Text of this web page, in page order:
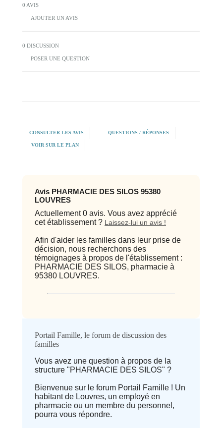
0 AVIS
AJOUTER UN AVIS
0 DISCUSSION
POSER UNE QUESTION
CONSULTER LES AVIS QUESTIONS / RÉPONSES
VOIR SUR LE PLAN
Avis PHARMACIE DES SILOS 95380
LOUVRES
Actuellement 0 avis. Vous avez apprécié
cet établissement ? Laissez-lui un avis !
Afin d'aider les familles dans leur prise de
décision, nous recherchons des
témoignages à propos de l'établissement :
PHARMACIE DES SILOS, pharmacie à
95380 LOUVRES.
Avis
⭐ Qualité
Deprecated: implode(): Passing null to
parameter #1 ($separator) of type
array|string is deprecated in
Portail Famille, le forum de discussion des
familles
Vous avez une question à propos de la
structure "PHARMACIE DES SILOS" ?
Bienvenue sur le forum Portail Famille ! Un
habitant de Louvres, un employé en
pharmacie ou un membre du personnel,
pourra vous répondre.